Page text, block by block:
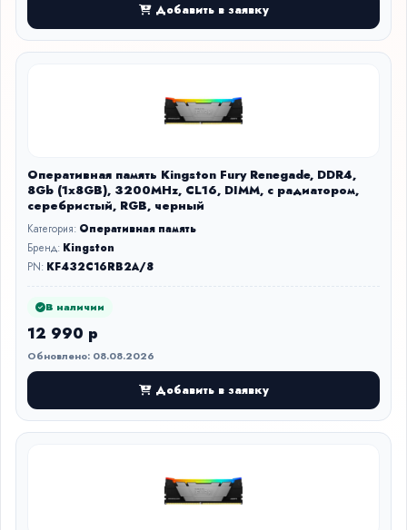
Добавить в заявку
Оперативная память Kingston Fury Renegade, DDR4,
8Gb (1x8GB), 3200MHz, CL16, DIMM, с радиатором,
серебристый, RGB, черный
Категория: Оперативная память
Бренд: Kingston
PN: KF432C16RB2A/8
В наличии
12 990 р
Обновлено: 08.08.2026
Добавить в заявку